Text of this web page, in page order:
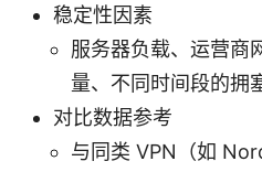
稳定性因素
服务器负载、运营商
量、不同时间段的拥
对比数据参考
与同类 VPN（如